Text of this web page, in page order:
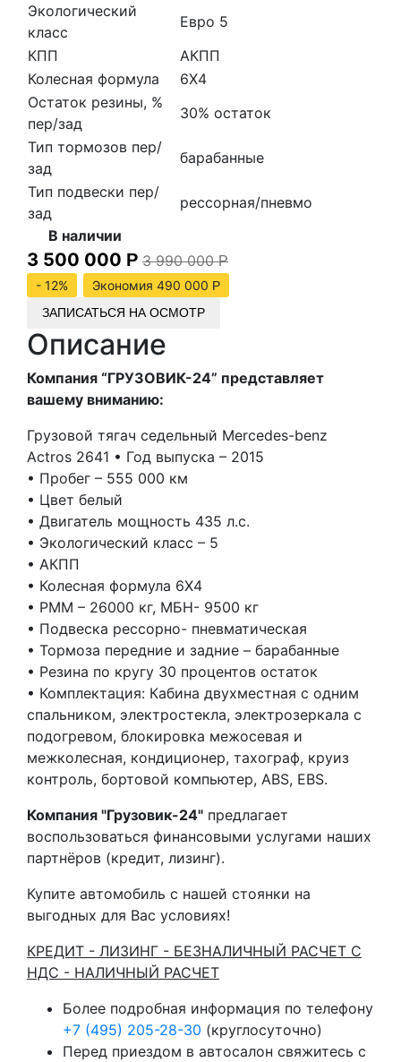
Экологический
класс
Евро 5
КПП
АКПП
Колесная формула
6Х4
Остаток резины, %
пер/зад
30% остаток
Тип тормозов пер/
зад
барабанные
Тип подвески пер/
зад
рессорная/пневмо
В наличии
3 500 000 Р 3 990 000Р
- 12%
Экономия 490 000 Р
ЗАПИСАТЬСЯ НА ОСМОТР
Описание
Компания “ГРУЗОВИК-24” представляет
вашему вниманию:
Грузовой тягач седельный Mercedes-benz
Actros 2641 •⁠ ⁠Год выпуска – 2015
•⁠ ⁠Пробег – 555 000 км
•⁠ ⁠Цвет белый
•⁠ ⁠Двигатель мощность 435 л.с.
•⁠ ⁠Экологический класс – 5
•⁠ ⁠АКПП
•⁠ ⁠Колесная формула 6Х4
•⁠ ⁠РММ – 26000 кг, МБН- 9500 кг
•⁠ ⁠Подвеска рессорно- пневматическая
•⁠ ⁠Тормоза передние и задние – барабанные
•⁠ ⁠Резина по кругу 30 процентов остаток
•⁠ ⁠Комплектация: Кабина двухместная с одним
спальником, электростекла, электрозеркала с
подогревом, блокировка межосевая и
межколесная, кондиционер, тахограф, круиз
контроль, бортовой компьютер, ABS, EBS.
Компания "Грузовик-24" предлагает
воспользоваться финансовыми услугами наших
партнёров (кредит, лизинг).
Купите автомобиль с нашей стоянки на
выгодных для Вас условиях!
КРЕДИТ - ЛИЗИНГ - БЕЗНАЛИЧНЫЙ РАСЧЕТ С
НДС - НАЛИЧНЫЙ РАСЧЕТ
Более подробная информация по телефону
+7 (495) 205-28-30 (круглосуточно)
Перед приездом в автосалон свяжитесь с